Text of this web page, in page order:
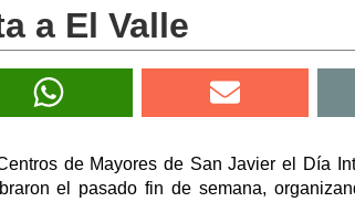
a El Valle
de Mayores de San Javier el Día
el pasado fin de semana,